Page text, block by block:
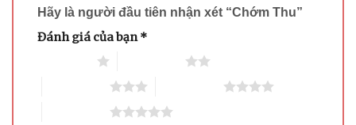
Hãy là người đầu tiên nhận xét “Chớm Thu”
Đánh giá của bạn*